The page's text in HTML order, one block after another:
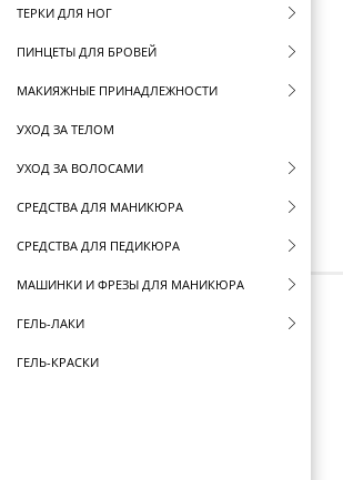
ТЕРКИ ДЛЯ НОГ
ПИНЦЕТЫ ДЛЯ БРОВЕЙ
МАКИЯЖНЫЕ ПРИНАДЛЕЖНОСТИ
УХОД ЗА ТЕЛОМ
УХОД ЗА ВОЛОСАМИ
СРЕДСТВА ДЛЯ МАНИКЮРА
СРЕДСТВА ДЛЯ ПЕДИКЮРА
МАШИНКИ И ФРЕЗЫ ДЛЯ МАНИКЮРА
ГЕЛЬ-ЛАКИ
ГЕЛЬ-КРАСКИ